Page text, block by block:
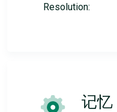
Resolution:
记忆